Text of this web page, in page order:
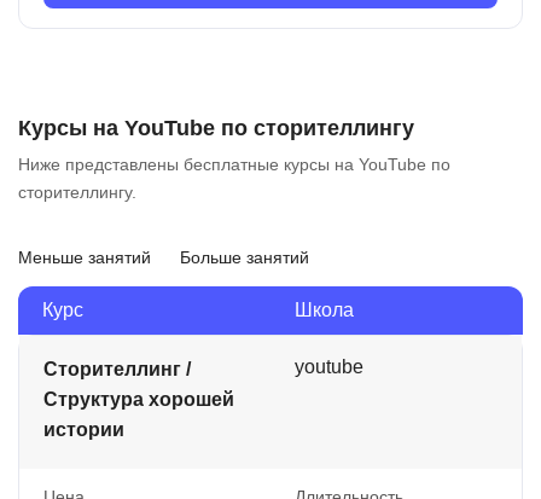
Курсы на YouTube по сторителлингу
Ниже представлены бесплатные курсы на YouTube по
сторителлингу.
Меньше занятий Больше занятий
Курс Школа
Сторителлинг /
Структура хорошей
истории
youtube